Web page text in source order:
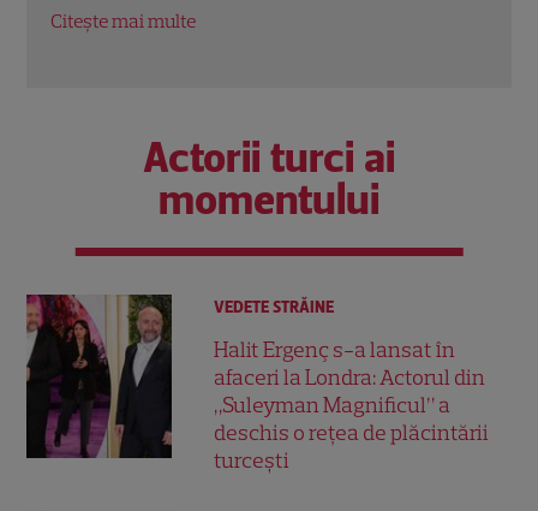
Actorii turci ai
momentului
VEDETE STRĂINE
Halit Ergenç s-a lansat în
afaceri la Londra: Actorul din
„Suleyman Magnificul” a
deschis o rețea de plăcintării
turcești